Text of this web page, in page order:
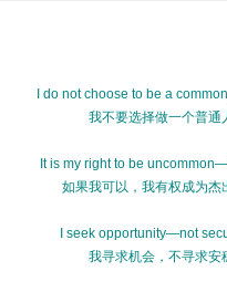
I do not choose to be a
我不要选择做一个普通
It is my right to be
如果我可以，我有权成为杰
I seek opportunity—not
我寻求机会，不寻求安